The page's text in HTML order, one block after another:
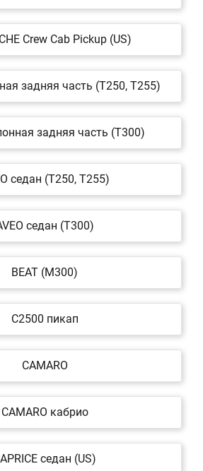
Crew Cab Pickup (US)
задняя часть (T250, T255)
задняя часть (T300)
седан (T250, T255)
седан (T300)
BEAT (M300)
C2500 пикап
CAMARO
CAMARO кабрио
седан (US)